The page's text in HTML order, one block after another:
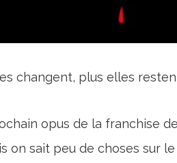
changent, plus elles
opus de la franchise
on sait peu de choses sur